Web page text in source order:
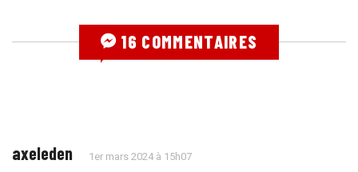
16 COMMENTAIRES
axeleden 1er mars 2024 à 15h07